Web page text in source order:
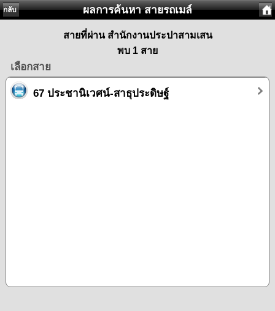
กลับ ผลการค้นหา สายรถเมล์
สายที่ผ่าน สำนักงานประปาสามเสน
พบ 1 สาย
เลือกสาย
67 ประชานิเวศน์-สาธุประดิษฐ์